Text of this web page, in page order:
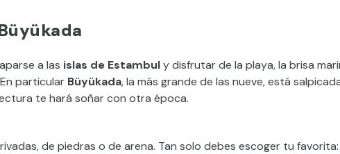
a las islas de Estambuly disfrutar de la playa, la brisa
particular Büyükada, la más grande de las nueve, está
te hará soñar con otra época.
de piedras o de arena. Tan solo debes escoger tu favorita: